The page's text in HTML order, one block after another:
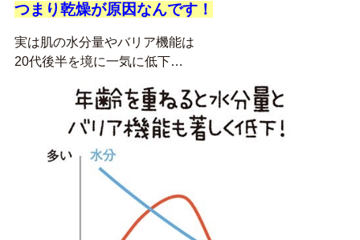
つまり乾燥が原因なんです！
実は肌の水分量やバリア機能は
20代後半を境に一気に低下…